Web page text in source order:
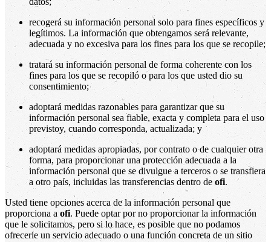
recogerá su información personal solo para fines específicos y
legítimos. La información que obtengamos será relevante,
adecuada y no excesiva para los fines para los que se recopile;
tratará su información personal de forma coherente con los
fines para los que se recopiló o para los que usted dio su
consentimiento;
adoptará medidas razonables para garantizar que su
información personal sea fiable, exacta y completa para el uso
previstoy, cuando corresponda, actualizada; y
adoptará medidas apropiadas, por contrato o de cualquier otra
forma, para proporcionar una protección adecuada a la
información personal que se divulgue a terceros o se transfiera
a otro país, incluidas las transferencias dentro de ofi.
Usted tiene opciones acerca de la información personal que
proporciona a ofi. Puede optar por no proporcionar la información
que le solicitamos, pero si lo hace, es posible que no podamos
ofrecerle un servicio adecuado o una función concreta de un sitio